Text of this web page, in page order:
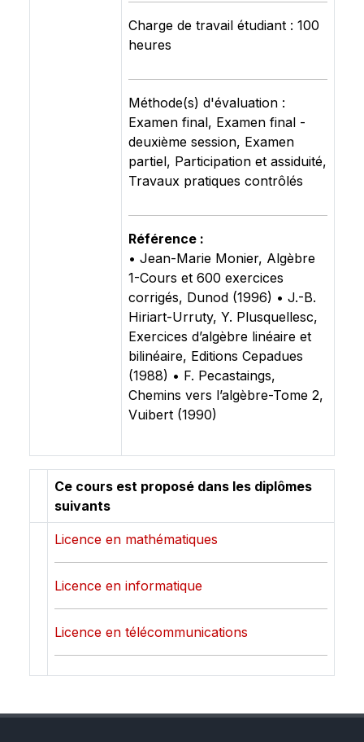
Charge de travail étudiant : 100
heures
Méthode(s) d'évaluation :
Examen final, Examen final -
deuxième session, Examen
partiel, Participation et assiduité,
Travaux pratiques contrôlés
Référence :
• Jean-Marie Monier, Algèbre
1-Cours et 600 exercices
corrigés, Dunod (1996) • J.-B.
Hiriart-Urruty, Y. Plusquellesc,
Exercices d’algèbre linéaire et
bilinéaire, Editions Cepadues
(1988) • F. Pecastaings,
Chemins vers l’algèbre-Tome 2,
Vuibert (1990)
Ce cours est proposé dans les diplômes
suivants
Licence en mathématiques
Licence en informatique
Licence en télécommunications